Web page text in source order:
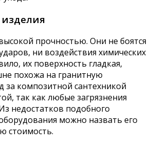
прочностью. Они не боятся
ни воздействия химических
их поверхность гладкая,
похожа на гранитную
за композитной сантехникой
так как любые загрязнения
недостатков подобного
можно назвать его
стоимость.